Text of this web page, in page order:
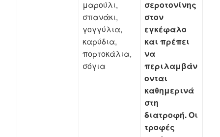
μαρούλι,
σπανάκι,
γογγύλια,
καρύδια,
πορτοκάλια,
σόγια
σεροτονίνης
στον
εγκέφαλο
και πρέπει
να
περιλαμβάν
ονται
καθημερινά
στη
διατροφή. Οι
τροφές